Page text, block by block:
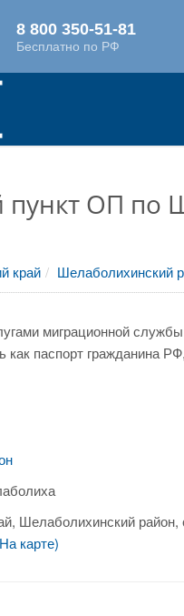
ОП по
край Шелаболихинский
миграционной
паспорт гражданина
Шелаболихинский район,
карте)